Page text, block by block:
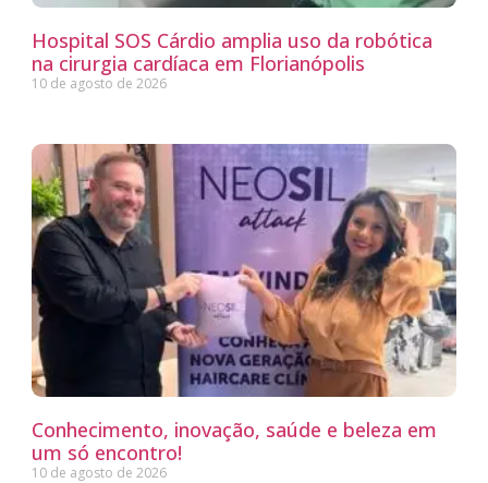
Hospital SOS Cárdio amplia uso da robótica
na cirurgia cardíaca em Florianópolis
10 de agosto de 2026
Conhecimento, inovação, saúde e beleza em
um só encontro!
10 de agosto de 2026